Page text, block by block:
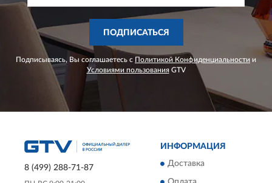
ПОДПИСАТЬСЯ
Подписываясь, Вы соглашаетесь с Политикой Конфиденциальности и
Условиями пользованияGTV
8 (499) 288-71-87
ИНФОРМАЦИЯ
Доставка